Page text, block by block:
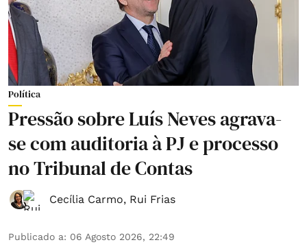
Política
Pressão sobre Luís Neves agrava-
se com auditoria à PJ e processo
no Tribunal de Contas
Cecília Carmo, Rui Frias
Publicado a: 06 Agosto 2026, 22:49